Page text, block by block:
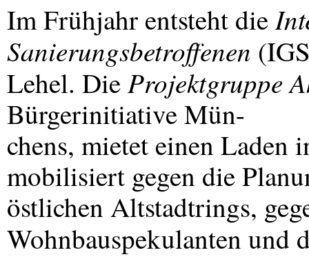
Im Frühjahr entsteht die
Sanierungsbetroffenen (
Lehel. DieProjektgruppe
Bürgerinitiative Mün-
chens, mietet einen Laden
mobilisiert gegen die
östlichen Altstadtrings,
Wohnbauspekulanten und